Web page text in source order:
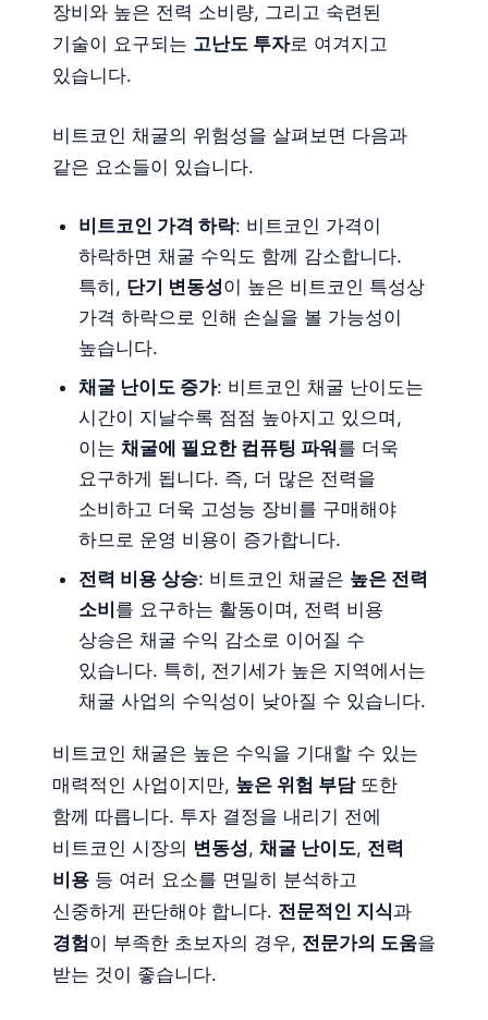
장비와 높은 전력 소비량, 그리고 숙련된
기술이 요구되는 고난도 투자로 여겨지고
있습니다.
비트코인 채굴의 위험성을 살펴보면 다음과
같은 요소들이 있습니다.
비트코인 가격 하락: 비트코인 가격이
하락하면 채굴 수익도 함께 감소합니다.
특히, 단기 변동성이 높은 비트코인 특성상
가격 하락으로 인해 손실을 볼 가능성이
높습니다.
채굴 난이도 증가: 비트코인 채굴 난이도는
시간이 지날수록 점점 높아지고 있으며,
이는 채굴에 필요한 컴퓨팅 파워를 더욱
요구하게 됩니다. 즉, 더 많은 전력을
소비하고 더욱 고성능 장비를 구매해야
하므로 운영 비용이 증가합니다.
전력 비용 상승: 비트코인 채굴은 높은 전력
소비를 요구하는 활동이며, 전력 비용
상승은 채굴 수익 감소로 이어질 수
있습니다. 특히, 전기세가 높은 지역에서는
채굴 사업의 수익성이 낮아질 수 있습니다.
비트코인 채굴은 높은 수익을 기대할 수 있는
매력적인 사업이지만, 높은 위험 부담또한
함께 따릅니다. 투자 결정을 내리기 전에
비트코인 시장의 변동성, 채굴 난이도, 전력
비용 등 여러 요소를 면밀히 분석하고
신중하게 판단해야 합니다. 전문적인 지식과
경험이 부족한 초보자의 경우, 전문가의 도움을
받는 것이 좋습니다.